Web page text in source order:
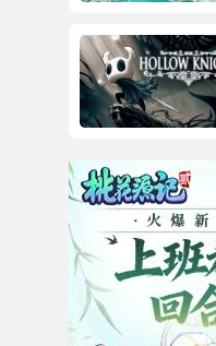
游戏，终归是要用来
玩的